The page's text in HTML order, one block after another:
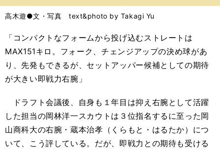
バ
高木遊●文・写真 text&photo by Takagi Yu
「コンパクトなフォームから投げ込むストレートは
MAX151キロ。フォーク、チェンジアップの決め球があ
り、先発もできるが、セットアッパー候補としての期待
が大きい即戦力右腕」
ドラフト会議後、自身も１年目は抑え右腕として活躍
した担当の岡林洋一スカウトは３位指名する に至った岡
山商科大の右腕・蔵本治孝（くらもと・はるたか） につ
いて、
こう評している。だが、即戦力との期待も受ける